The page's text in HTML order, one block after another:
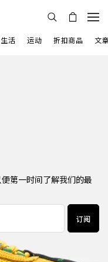
生活 运动 折扣商品 文
第一时间了解我们的最
订阅
。